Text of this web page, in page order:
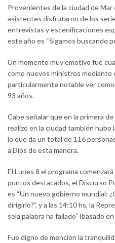
Provenientes de la ciudad de Mar
asistentes disfrutaron de los
entrevistas y escenificaciones
este año es “Sigamos buscando
Un momento muy emotivo fue
como nuevos ministros mediante
particularmente notable ver
93 años.
Cabe señalar que en la primera
realizó en la ciudad también hubo
lo que da un total de 116
a Dios de esta manera.
El Lunes 8 el programa
puntos destacados, el Discurso
es “Un nuevo gobierno mundial:
dirigirlo?”, y a las 14:10 hs, la
sola palabra ha fallado” (basado
Fue digno de mención la